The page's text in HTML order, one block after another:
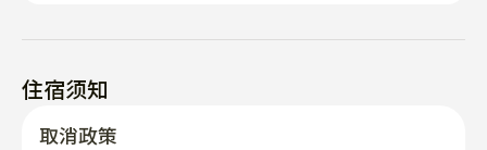
住宿须知
取消政策